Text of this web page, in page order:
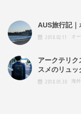
AUS旅行記
2018.02.11 オ
アークテリク
スメのリュッ
2018.01.30 海外